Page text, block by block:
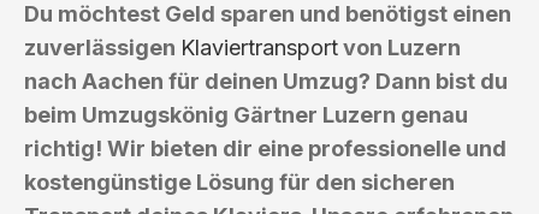
Du möchtest Geld sparen und benötigst einen
zuverlässigen Klaviertransportvon Luzern
nach Aachen für deinen Umzug? Dann bist du
beim Umzugskönig Gärtner Luzern genau
richtig! Wir bieten dir eine professionelle und
kostengünstige Lösung für den sicheren